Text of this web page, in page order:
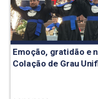
Emoção, gratidão e
Colação de Grau